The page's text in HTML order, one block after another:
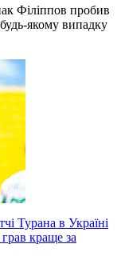
Філіппов пробив
якому випадку
Турана в Україні
краще за